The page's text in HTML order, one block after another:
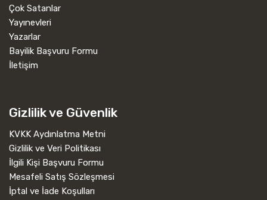
Çok Satanlar
Yayınevleri
Yazarlar
Bayilik Başvuru Formu
İletişim
Gizlilik ve Güvenlik
KVKK Aydınlatma Metni
Gizlilik ve Veri Politikası
İlgili Kişi Başvuru Formu
Mesafeli Satış Sözleşmesi
İptal ve İade Koşulları